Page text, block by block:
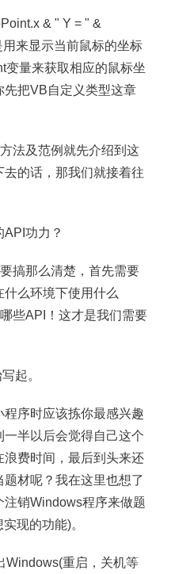
& " Y = " &
来显示当前鼠标的坐标
变量来获取相应的鼠标坐
把VB自定义类型这章
及范例就先介绍到这
的话，那我们就接着往
功力？
那么清楚，首先需要
么环境下使用什么
些API！这才是我们需要
起。
序时应该拣你最感兴趣
半以后会觉得自己这个
费时间，最后到头来还
材呢？我在这里也想了
销Windows程序来做题
现的功能)。
重启，关机等